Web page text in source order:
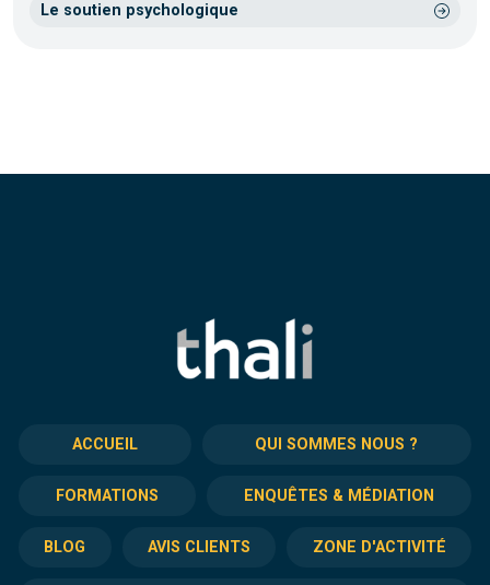
Le soutien psychologique
ACCUEIL QUI SOMMES NOUS ?
FORMATIONS ENQUÊTES & MÉDIATION
BLOG AVIS CLIENTS ZONE D'ACTIVITÉ